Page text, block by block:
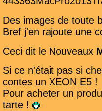
Des images de toute
Bref j'en rajoute une
Ceci dit le Nouveaux
Si ce n'était pas si
contes un XEON E5 !
Pour acheter un
tarte !